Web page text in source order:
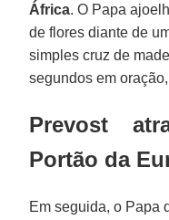
África. O Papa
de flores diante de
simples cruz de
segundos em
Prevost
Portão da
Em seguida, o Papa